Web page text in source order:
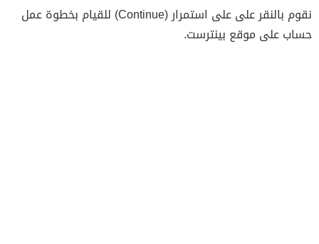
نقوم بالنقر على على استمرار (Continue) للقيام بخطوة عمل
حساب على موقع بينترست.